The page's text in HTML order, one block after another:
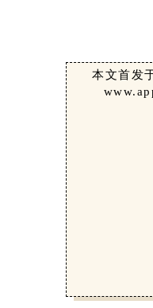
本文首发